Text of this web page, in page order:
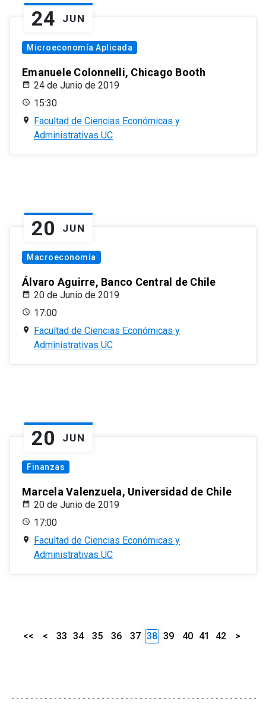
24 JUN
Microeconomía Aplicada
Emanuele Colonnelli, Chicago Booth
24 de Junio de 2019
15:30
Facultad de Ciencias Económicas y
Administrativas UC
20 JUN
Macroeconomía
Álvaro Aguirre, Banco Central de Chile
20 de Junio de 2019
17:00
Facultad de Ciencias Económicas y
Administrativas UC
20 JUN
Finanzas
Marcela Valenzuela, Universidad de Chile
20 de Junio de 2019
17:00
Facultad de Ciencias Económicas y
Administrativas UC
<< < 33 34 35 36 37 38 39 40 41 42 >